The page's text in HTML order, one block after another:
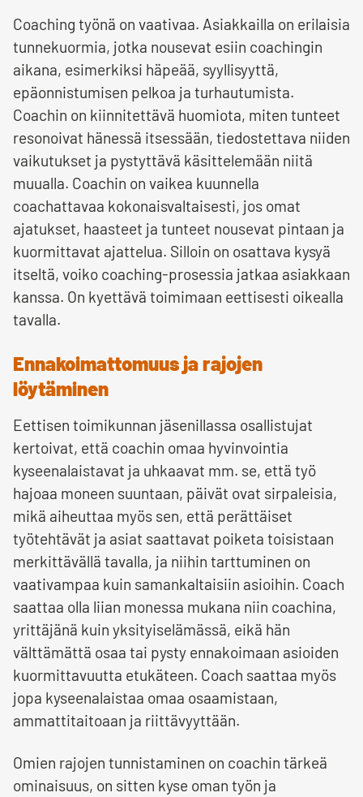
Coaching työnä on vaativaa. Asiakkailla on erilaisia
tunnekuormia, jotka nousevat esiin coachingin
aikana, esimerkiksi häpeää, syyllisyyttä,
epäonnistumisen pelkoa ja turhautumista.
Coachin on kiinnitettävä huomiota, miten tunteet
resonoivat hänessä itsessään, tiedostettava niiden
vaikutukset ja pystyttävä käsittelemään niitä
muualla. Coachin on vaikea kuunnella
coachattavaa kokonaisvaltaisesti, jos omat
ajatukset, haasteet ja tunteet nousevat pintaan ja
kuormittavat ajattelua. Silloin on osattava kysyä
itseltä, voiko coaching-prosessia jatkaa asiakkaan
kanssa. On kyettävä toimimaan eettisesti oikealla
tavalla.
Ennakoimattomuus ja rajojen
löytäminen
Eettisen toimikunnan jäsenillassa osallistujat
kertoivat, että coachin omaa hyvinvointia
kyseenalaistavat ja uhkaavat mm. se, että työ
hajoaa moneen suuntaan, päivät ovat sirpaleisia,
mikä aiheuttaa myös sen, että perättäiset
työtehtävät ja asiat saattavat poiketa toisistaan
merkittävällä tavalla, ja niihin tarttuminen on
vaativampaa kuin samankaltaisiin asioihin. Coach
saattaa olla liian monessa mukana niin coachina,
yrittäjänä kuin yksityiselämässä, eikä hän
välttämättä osaa tai pysty ennakoimaan asioiden
kuormittavuutta etukäteen. Coach saattaa myös
jopa kyseenalaistaa omaa osaamistaan,
ammattitaitoaan ja riittävyyttään.
Omien rajojen tunnistaminen on coachin tärkeä
ominaisuus, on sitten kyse oman työn ja